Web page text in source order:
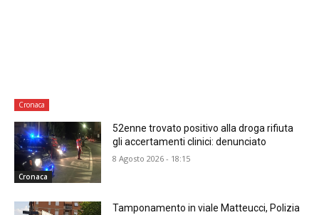
Cronaca
Cronaca
52enne trovato positivo alla droga rifiuta
gli accertamenti clinici: denunciato
8 Agosto 2026 - 18:15
Tamponamento in viale Matteucci, Polizia